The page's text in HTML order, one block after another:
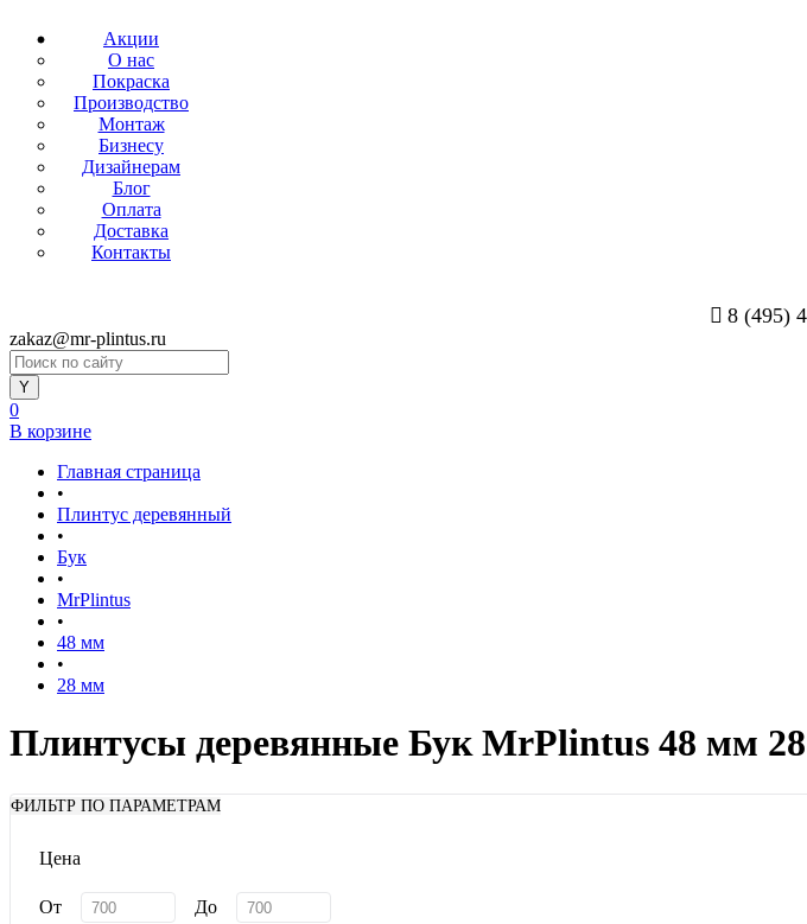
Акции
О нас
Покраска
Производство
Монтаж
Бизнесу
Дизайнерам
Блог
Оплата
Доставка
Контакты
8 (495)
zakaz@mr-plintus.ru
0
В корзине
Главная страница
•
Плинтус деревянный
•
Бук
•
MrPlintus
•
48 мм
•
28 мм
Плинтусы деревянные Бук MrPlintus 48 мм
ФИЛЬТР ПО ПАРАМЕТРАМ
Цена
От До